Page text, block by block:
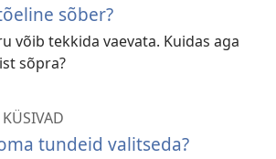
sõber?
võib tekkida vaevata. Kuidas aga
sõpra?
tundeid valitseda?